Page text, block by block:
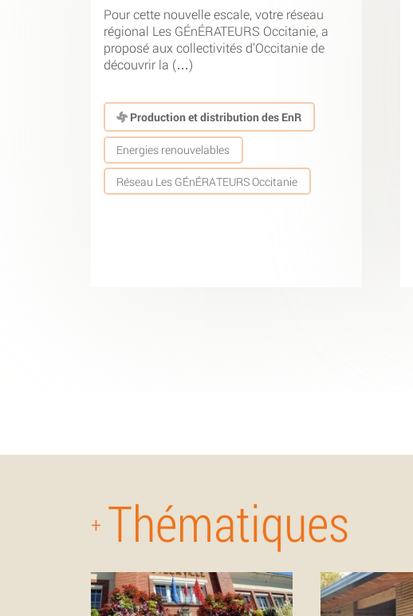
Pour cette nouvelle escale, votre réseau
régional Les GÉnÉRATEURS Occitanie, a
proposé aux collectivités d’Occitanie de
découvrir la (…)
Production et distribution des EnR
Energies renouvelables
Réseau Les GÉnÉRATEURS Occitanie
+ Thématiques